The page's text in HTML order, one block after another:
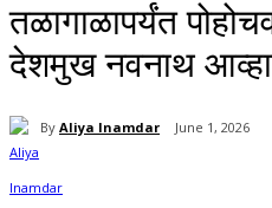
तळागाळापर्यंत
देशमुख नवनाथ
By Aliya Inamdar June 1, 2026